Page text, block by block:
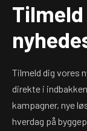
Tilmeld dig vores
direkte i
kampagner, nye
hverdag på